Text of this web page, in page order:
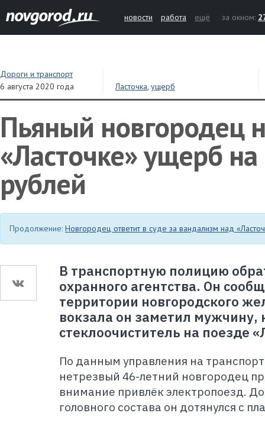
новости работа ещё за окном:
Дороги и транспорт
6 августа 2020 года
Ласточка, ущерб
Пьяный новгородец
«Ласточке» ущерб
рублей
Продолжение: Новгородец ответит в суде за вандализм над
В транспортную полицию
охранного агентства. Он
территории новгородского
вокзала он заметил мужчину,
стеклоочиститель на поезде
По данным управления на
нетрезвый 46-летний новгородец
внимание привлёк электропоезд. До
головного состава он дотянулся с